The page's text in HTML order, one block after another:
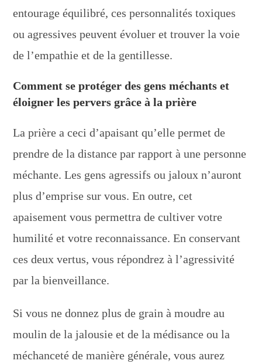
entourage équilibré, ces personnalités toxiques
ou agressives peuvent évoluer et trouver la voie
de l’empathie et de la gentillesse.
Comment se protéger des gens méchants et
éloigner les pervers grâce à la prière
La prière a ceci d’apaisant qu’elle permet de
prendre de la distance par rapport à une personne
méchante. Les gens agressifs ou jaloux n’auront
plus d’emprise sur vous. En outre, cet
apaisement vous permettra de cultiver votre
humilité et votre reconnaissance. En conservant
ces deux vertus, vous répondrez à l’agressivité
par la bienveillance.
Si vous ne donnez plus de grain à moudre au
moulin de la jalousie et de la médisance ou la
méchanceté de manière générale, vous aurez